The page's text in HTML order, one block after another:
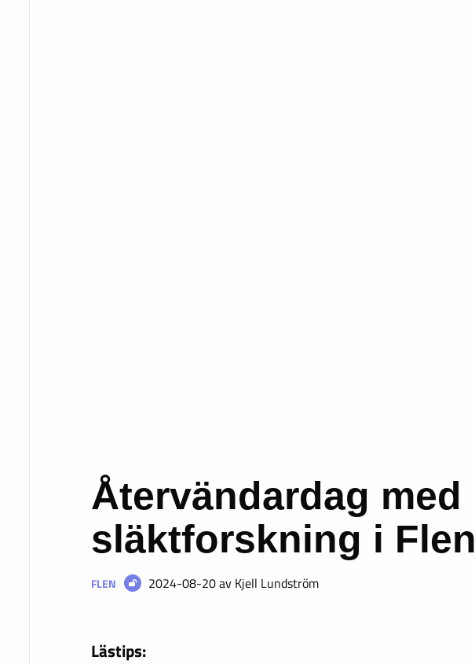
Återvändardag med
släktforskning i Flen
FLEN 2024-08-20av Kjell Lundström
Lästips: